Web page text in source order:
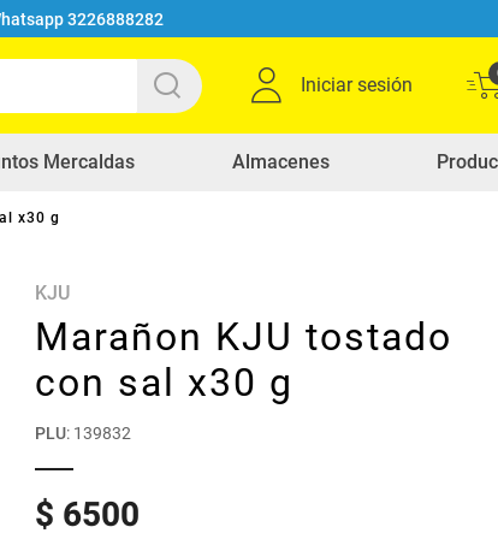
3226888282
Iniciar sesión
Mercaldas Almacenes
x30 g
KJU
Marañon KJU tostado
con sal x30 g
PLU: 139832
$ 6500